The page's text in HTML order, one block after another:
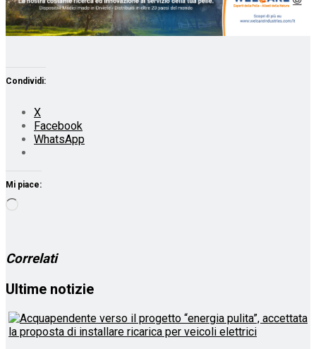
Condividi:
X
Facebook
WhatsApp
Mi piace:
Correlati
Ultime notizie